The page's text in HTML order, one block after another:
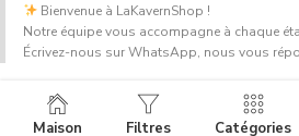
Maison Filtres Catégories
Bienvenue à LaKavernShop !
Notre équipe vous accompagne à chaque
Écrivez-nous sur WhatsApp, nous vous